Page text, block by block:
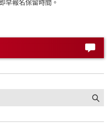
早報名保留時間。